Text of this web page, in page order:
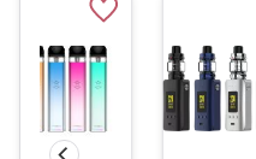
Lägg till i favoriter